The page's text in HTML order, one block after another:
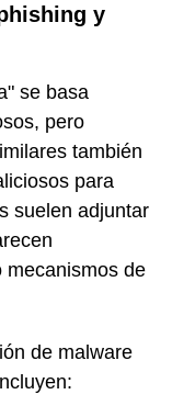
y
se basa
pero
también
para
suelen adjuntar
mecanismos de
de malware